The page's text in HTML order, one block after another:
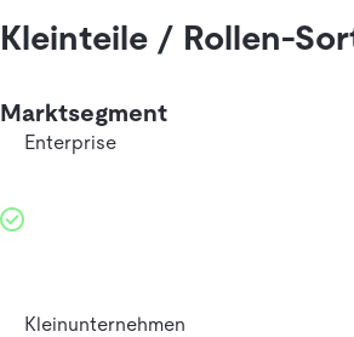
Kleinteile / Rollen-
Marktsegment
Enterprise
Kleinunternehmen